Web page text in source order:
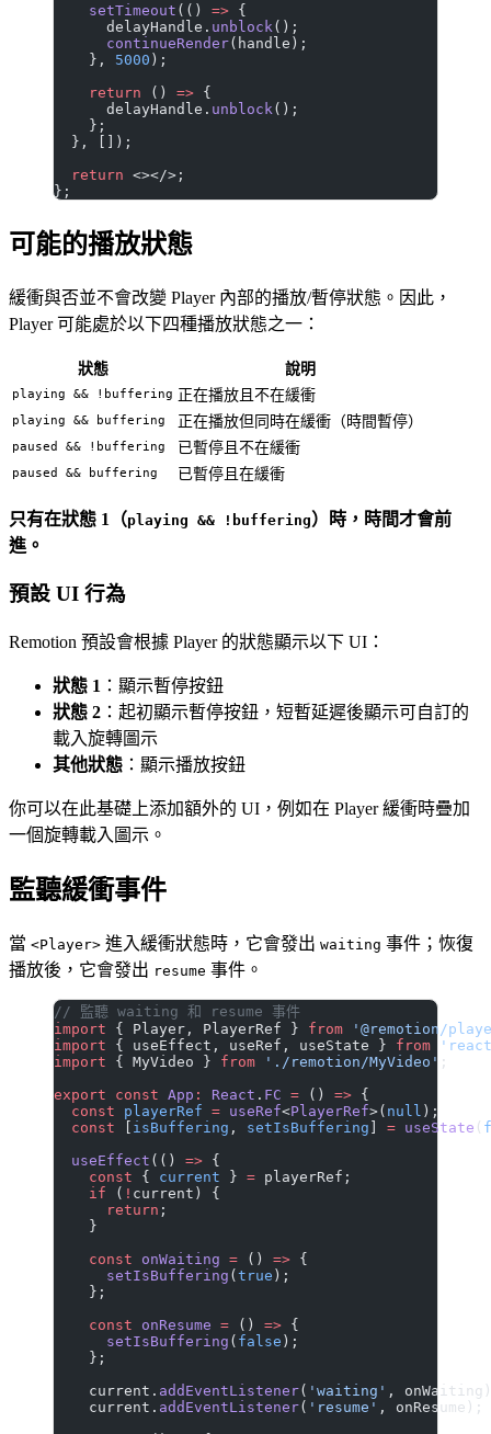
    setTimeout
(() => {
      delayHandle.
unblock ();
      continueRender
(handle);
    },
5000 );
    return
() => {
      delayHandle.
unblock ();
    };
  }, []);
  return
<></>;
};
可能的播放狀態
緩衝與否並不會改變 Player 內部的播放/暫停狀態。因此，
Player 可能處於以下四種播放狀態之一：
狀態 說明
playing && !buffering 正在播放且不在緩衝
playing && buffering 正在播放但同時在緩衝（時間暫停）
paused && !buffering 已暫停且不在緩衝
paused && buffering 已暫停且在緩衝
只有在狀態 1（playing && !buffering）時，時間才會前
進。
預設 UI 行為
Remotion 預設會根據 Player 的狀態顯示以下 UI：
狀態 1 ：顯示暫停按鈕
狀態 2 ：起初顯示暫停按鈕，短暫延遲後顯示可自訂的
載入旋轉圖示
其他狀態 ：顯示播放按鈕
你可以在此基礎上添加額外的 UI，例如在 Player 緩衝時疊加
一個旋轉載入圖示。
監聽緩衝事件
當 <Player> 進入緩衝狀態時，它會發出 waiting 事件；恢復
播放後，它會發出 resume 事件。
// 監聽 waiting 和 resume 事件
import { Player, PlayerRef } from '@remotion/
import { useEffect, useRef, useState } from
import { MyVideo } from './remotion/MyVideo' ;
export const App : React . FC = () => {
  const
playerRef = useRef<PlayerRef>( null );
  const
isBuffering , setIsBuffering = useState (
  useEffect
(() => {
    const
{ current } = playerRef;
    if
( ! current) {
      return
;
    }
    const
onWaiting = () => {
      setIsBuffering
( true );
    };
    const
onResume = () => {
      setIsBuffering
( false );
    };
    current.
addEventListener( 'waiting' ,
    current.
addEventListener( 'resume' , onResume);